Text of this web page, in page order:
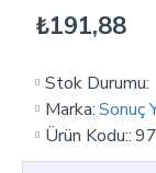
Stok Durumu:
Marka:Sonuç
Ürün Kodu::
₺191,88